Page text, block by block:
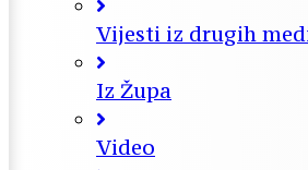
Vijesti iz drugih
Iz Župa
Video